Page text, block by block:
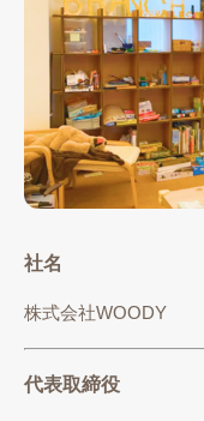
社名
株式会社WOODY
代表取締役